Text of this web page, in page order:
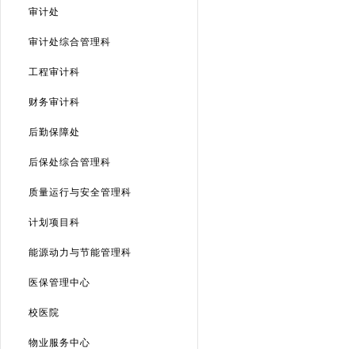
审计处
审计处综合管理科
工程审计科
财务审计科
后勤保障处
后保处综合管理科
质量运行与安全管理科
计划项目科
能源动力与节能管理科
医保管理中心
校医院
物业服务中心